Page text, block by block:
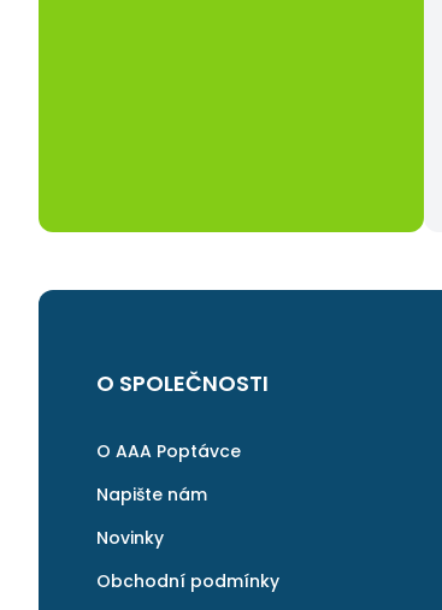
O SPOLEČNOSTI
O AAA Poptávce
Napište nám
Novinky
Obchodní podmínky